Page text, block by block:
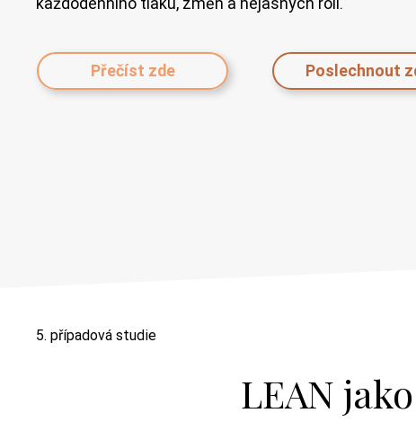
Přečíst zde
LEAN
5. případová studie